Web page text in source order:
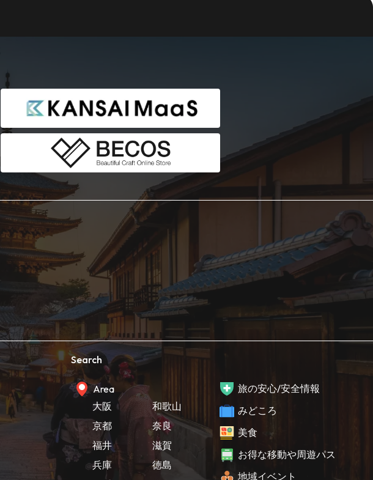
Search
Area
大阪
京都
福井
兵庫
和歌山
奈良
滋賀
徳島
旅の安心/安全情報
みどころ
美食
お得な移動や周遊パス
地域イベント